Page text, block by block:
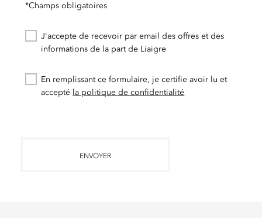
*Champs obligatoires
J'accepte de recevoir par email des offres et des
informations de la part de Liaigre
En remplissant ce formulaire, je certifie avoir lu et
accepté la politique de confidentialité
ENVOYER